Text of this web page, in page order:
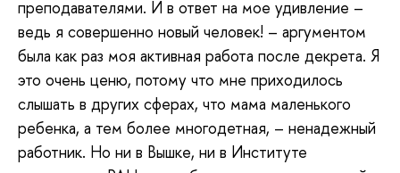
преподавателями. И в ответ на мое удивление –
ведь я совершенно новый человек! – аргументом
была как раз моя активная работа после декрета. Я
это очень ценю, потому что мне приходилось
слышать в других сферах, что мама маленького
ребенка, а тем более многодетная, – ненадежный
работник. Но ни в Вышке, ни в Институте